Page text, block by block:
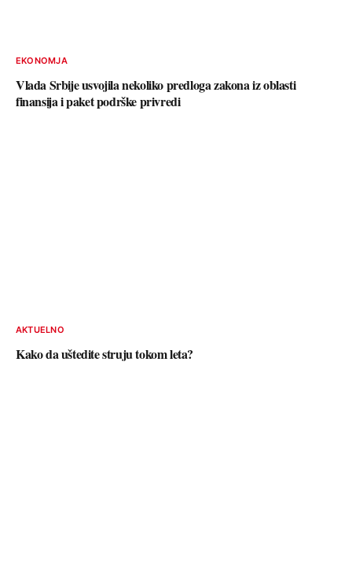
EKONOMJA
Vlada Srbije usvojila nekoliko predloga zakona iz oblasti
finansija i paket podrške privredi
AKTUELNO
Kako da uštedite struju tokom leta?